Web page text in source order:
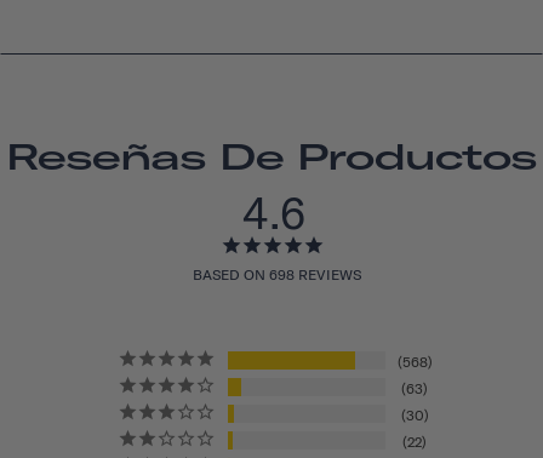
Reseñas De Productos
4.6
BASED ON 698 REVIEWS
568
63
30
22